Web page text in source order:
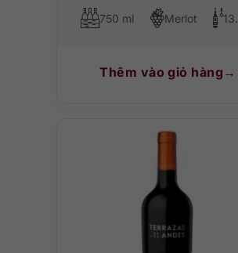
750 ml Merlot
Thêm vào giỏ hàng